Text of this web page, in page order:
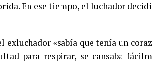
En ese tiempo, el luchador
«sabía que tenía un
para respirar, se cansaba